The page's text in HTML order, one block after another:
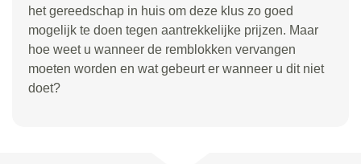
het gereedschap in huis om deze klus zo goed
mogelijk te doen tegen aantrekkelijke prijzen. Maar
hoe weet u wanneer de remblokken vervangen
moeten worden en wat gebeurt er wanneer u dit niet
doet?